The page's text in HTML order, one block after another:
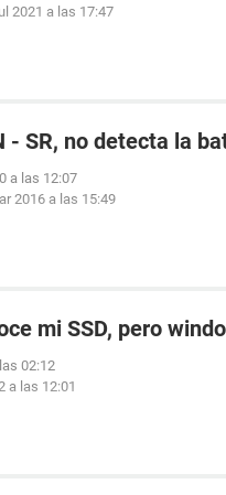
2021 a las 17:47
- SR, no detecta la
a las 12:07
2016 a las 15:49
mi SSD, pero
02:12
a las 12:01